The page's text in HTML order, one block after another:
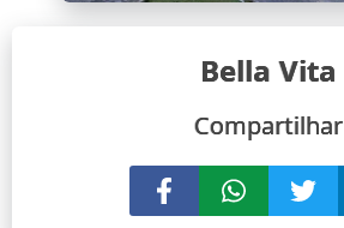
Bella Vita
Compartilhar